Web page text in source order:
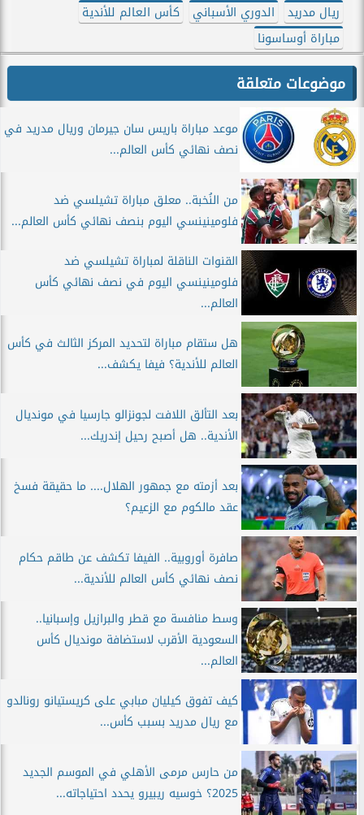
ريال مدريد الدوري الأسباني
كأس العالم للأندية
مباراة أوساسونا
موضوعات متعلقة
موعد مباراة باريس سان جيرمان وريال مدريد في
نصف نهائي كأس العالم...
من النُخبة.. معلق مباراة تشيلسي ضد
فلومينينسي اليوم بنصف نهائي كأس العالم...
القنوات الناقلة لمباراة تشيلسي ضد
فلومينينسي اليوم في نصف نهائي كأس
العالم...
هل ستقام مباراة لتحديد المركز الثالث في كأس
العالم للأندية؟ فيفا يكشف...
بعد التألق اللافت لجونزالو جارسيا في مونديال
الأندية.. هل أصبح رحيل إندريك...
بعد أزمته مع جمهور الهلال.... ما حقيقة فسخ
عقد مالكوم مع الزعيم؟
صافرة أوروبية.. الفيفا تكشف عن طاقم حكام
نصف نهائي كأس العالم للأندية...
وسط منافسة مع قطر والبرازيل وإسبانيا..
السعودية الأقرب لاستضافة مونديال كأس
العالم...
كيف تفوق كيليان مبابي على كريستيانو رونالدو
مع ريال مدريد بسبب كأس...
من حارس مرمى الأهلي في الموسم الجديد
2025؟ خوسيه ريبيرو يحدد احتياجاته...